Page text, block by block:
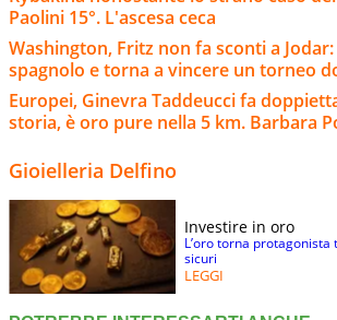
Paolini 15°. L'ascesa ceca
Washington, Fritz non fa sconti a
spagnolo e torna a vincere un torneo
Europei, Ginevra Taddeucci fa
storia, è oro pure nella 5 km. Barbara
Gioielleria Delfino
Investire in oro
L’oro torna
sicuri
LEGGI